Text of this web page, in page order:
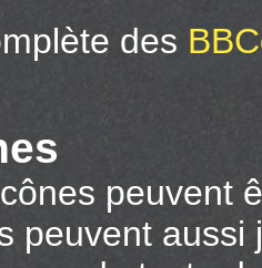
des
peuvent
peuvent